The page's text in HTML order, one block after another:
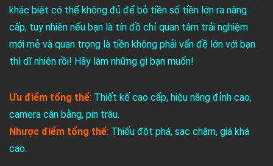
khác biệt có thể không đủ để bỏ tiền số tiền lớn ra nâng
cấp, tuy nhiên nếu bạn là tín đồ chỉ quan tâm trải nghiệm
mới mẻ và quan trọng là tiền không phải vấn đề lớn với bạn
thì dĩ nhiên rồi! Hãy làm những gì bạn muốn!
Ưu điểm tổng thể: Thiết kế cao cấp, hiệu năng đỉnh cao,
camera cân bằng, pin trâu.
Nhược điểm tổng thể: Thiếu đột phá, sạc chậm, giá khá
cao.